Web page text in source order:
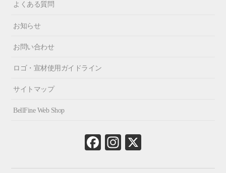
よくある質問
お知らせ
お問い合わせ
ロゴ・宣材使用ガイドライン
サイトマップ
BellFine Web Shop
Fa
ce
In
st